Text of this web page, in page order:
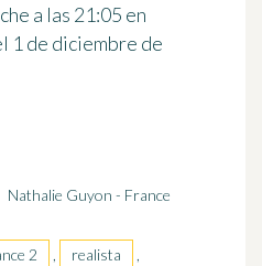
a las 21:05 en
1 de diciembre de
Nathalie Guyon - France
2 , realista
,